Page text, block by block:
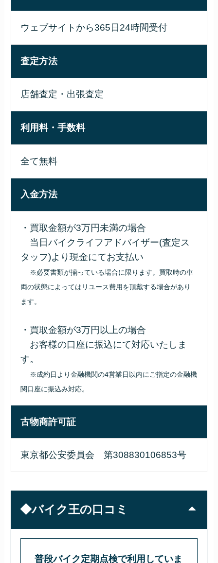
ウェブサイトから365日24時間受付
査定方法
店舗査定・出張査定
利用料・手数料
全て無料
入金方法
・買取金額が3万円未満の場合
当日バイクライフアドバイザー(査定ス
タッフ)より現金にてお支払い
※必要書類が揃っている場合に限ります。買取時の車
両の状態によってはリユース費用を頂戴する場合があり
ます。
・買取金額が3万円以上の場合
お客様の口座に振込にて対応いたしま
す。
※成約日より金融機関の4営業日以内にご指定の金融機
関口座に振込み対応。
古物商許可証
東京都公安委員会 第308830106853号
◆バイク王の口コミ
普段バイク定期点検で利用していま